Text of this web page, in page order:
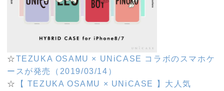
☆TEZUKA OSAMU × UNiCASE コラボのスマホケ
ースが発売（2019/03/14）
☆
【 TEZUKA OSAMU × UNiCASE 】大人気